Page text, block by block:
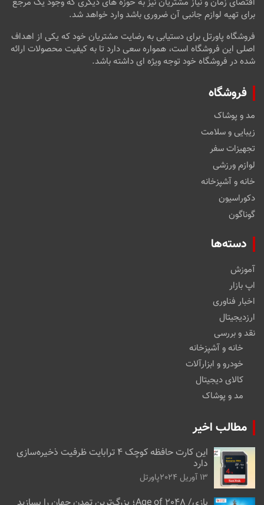
برای تهیه لوازم جانبی آن ضروری باشد وارد خواهد شد.
فروشگاه پاورتل برای دستیابی به رضایت مشتریان خود که یکی از اهداف
اصلی این فروشگاه است، همواره سعی دارد تا به کیفیت محصولات ارائه
شده در فروشگاه خود توجه ویژه ای داشته باشد.
فروشگاه
مد و پوشاک
زیبایی و سلامت
تجهیزات سفر
لوازم ورزشی
خانه و آشپزخانه
دکوراسیون
گوناگون
دسته‌ها
آموزش
اپ بازار
اخبار فناوری
ارزدیجیتال
نقد و بررسی
خانه و آشپزخانه
خودرو و ابزارآلات
کالای دیجیتال
مد و پوشاک
مطالب اخیر
این کارت حافظه کوچک ۴ ترابایت ظرفیت ذخیره‌سازی
دارد
13 آوریل 2024 پاورتل